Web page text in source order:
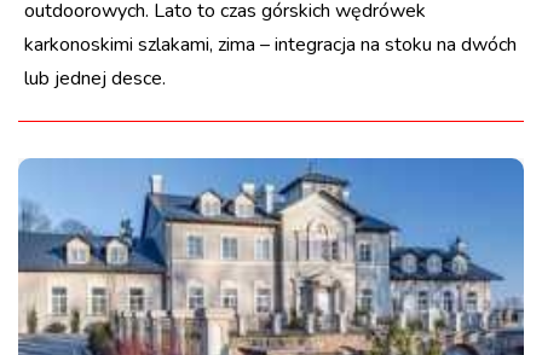
outdoorowych. Lato to czas górskich wędrówek
karkonoskimi szlakami, zima – integracja na stoku na dwóch
lub jednej desce.